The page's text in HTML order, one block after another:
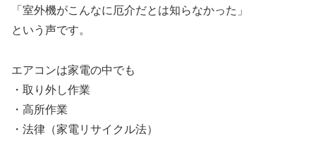
「室外機がこんなに厄介だとは知らなかった」
という声です。
エアコンは家電の中でも
・取り外し作業
・高所作業
・法律（家電リサイクル法）